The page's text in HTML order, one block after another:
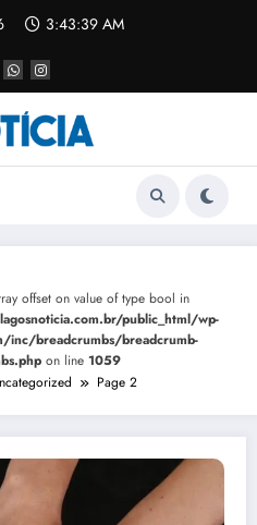
3:43:40 AM
offset on value of type bool in
public_html/wp-
inc/breadcrumbs/breadcrumb-
on line 1059
Page 2